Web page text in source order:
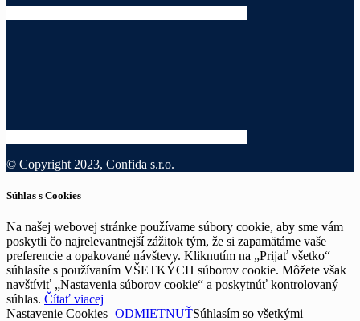
© Copyright 2023, Confida s.r.o.
Súhlas s Cookies
Na našej webovej stránke používame súbory cookie, aby sme vám
poskytli čo najrelevantnejší zážitok tým, že si zapamätáme vaše
preferencie a opakované návštevy. Kliknutím na „Prijať všetko“
súhlasíte s používaním VŠETKÝCH súborov cookie. Môžete však
navštíviť „Nastavenia súborov cookie“ a poskytnúť kontrolovaný
súhlas. Čítať viacej
Nastavenie Cookies ODMIETNUŤSúhlasím so všetkými